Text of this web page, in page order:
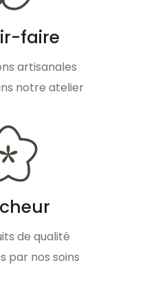
faire
artisanales
notre atelier
de qualité
par nos soins